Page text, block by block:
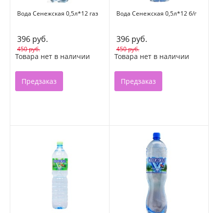
Вода Сенежская 0,5л*12 газ
396 руб.
450 руб.
Товара нет в наличии
Предзаказ
Вода Сенежская 0,5л*12 б/г
396 руб.
450 руб.
Товара нет в наличии
Предзаказ